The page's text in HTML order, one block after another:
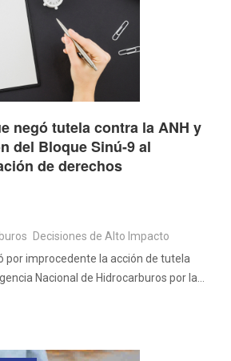
negó tutela contra la ANH y
del Bloque Sinú-9 al
de derechos
Decisiones de Alto Impacto
por improcedente la acción de tutela
Nacional de Hidrocarburos por la…